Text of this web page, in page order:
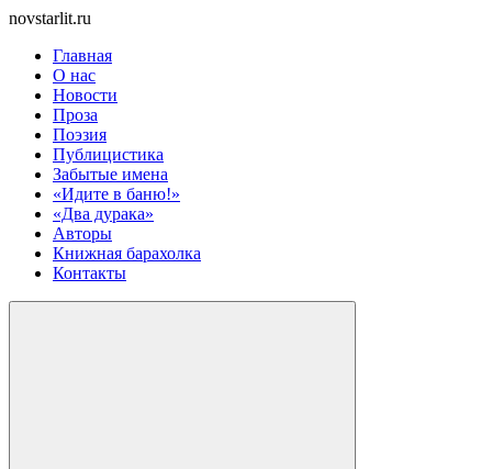
novstarlit.ru
Главная
О нас
Новости
Проза
Поэзия
Публицистика
Забытые имена
«Идите в баню!»
«Два дурака»
Авторы
Книжная барахолка
Контакты